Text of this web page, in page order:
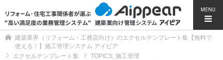
MENU
建築業界（リフォーム・工務店向け）のエクセルテンプレート集【無料で
使える！】施工管理システム アイピア
エクセルテンプレート集
TOPICS, 施工管理